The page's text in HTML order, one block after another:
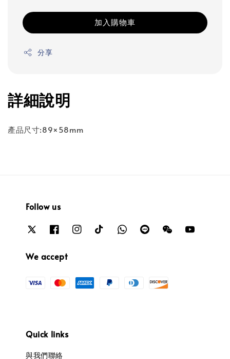
加入購物車
分享
詳細說明
產品尺寸:89×58mm
Follow us
We accept
Quick links
與我們聯絡